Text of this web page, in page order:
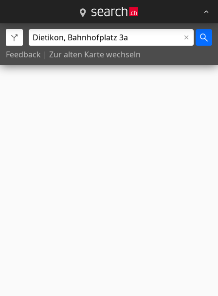
Feedback | Zur alten Karte wechseln